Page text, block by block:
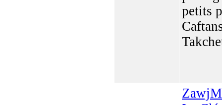
petits